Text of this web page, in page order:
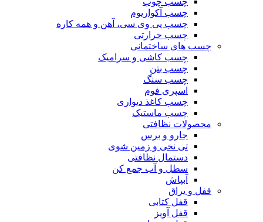
چسب آکواریوم
چسب پی وی سی، آهن و همه کاره
چسب حرارتی
چسب های ساختمانی
چسب کاشی و سرامیک
چسب بتن
چسب سنگ
اسپری فوم
چسب کاغذ دیواری
چسب ماستیک
محصولات نظافتی
جارو و برس
تی نخی و زمین شوی
دستمال نظافتی
سطل و آب جمع کن
آبپاش
قفل و یراق
قفل کتابی
قفل آویز